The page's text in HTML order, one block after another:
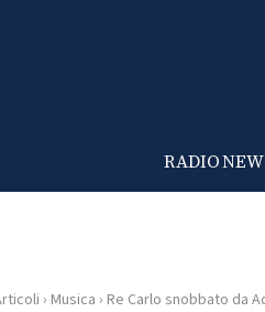
RADIO
› Musica › Re Carlo snobbato da